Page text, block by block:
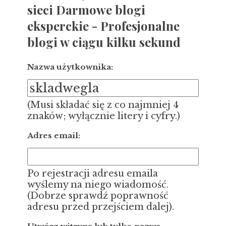
sieci Darmowe blogi
eksperckie - Profesjonalne
blogi w ciągu kilku sekund
Nazwa użytkownika:
(Musi składać się z co najmniej 4
znaków; wyłącznie litery i cyfry.)
Adres email:
Po rejestracji adresu emaila
wyślemy na niego wiadomość.
(Dobrze sprawdź poprawność
adresu przed przejściem dalej).